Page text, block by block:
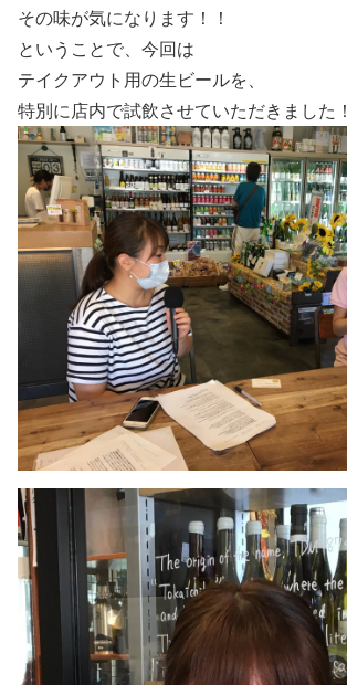
その味が気になります！！
ということで、今回は
テイクアウト用の生ビールを、
特別に店内で試飲させていただきました！